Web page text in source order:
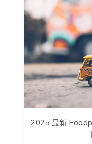
2025 最新